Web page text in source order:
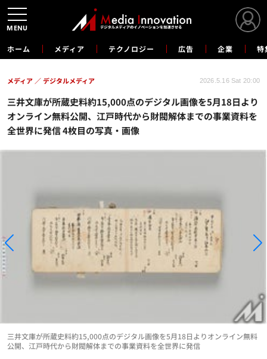
ホーム メディア テクノロジー 広告 企業 特
三井文庫が所蔵史料約15,000点のデジタル画像を5月18日より
オンライン無料公開、江戸時代から財閥解体までの事業資料を
全世界に発信 4枚目の写真・画像
メディア デジタルメディア 2026.5.16 Sat 20:00
三井文庫が所蔵史料約15,000点のデジタル画像を5月18日よりオンライン無料
公開、江戸時代から財閥解体までの事業資料を全世界に発信
MENU